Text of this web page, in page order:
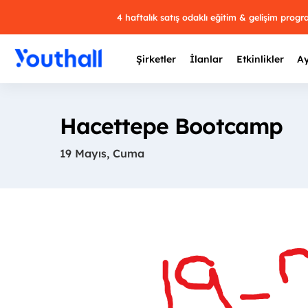
4 haftalık satış odaklı eğitim & gelişim
Şirketler İlanlar Etkinlikler
Hacettepe Bootcamp
19 Mayıs, Cuma